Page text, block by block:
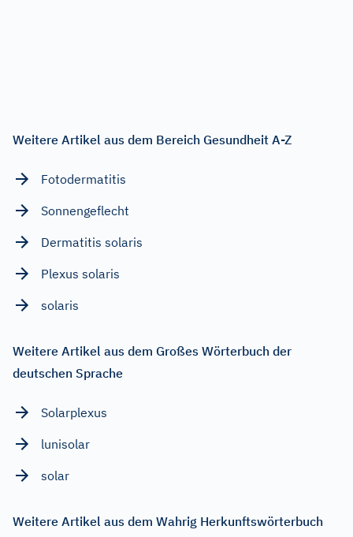
Weitere Artikel aus dem Bereich Gesundheit A-Z
Fotodermatitis
Sonnengeflecht
Dermatitis solaris
Plexus solaris
solaris
Weitere Artikel aus dem Großes Wörterbuch der
deutschen Sprache
Solarplexus
lunisolar
solar
Weitere Artikel aus dem Wahrig Herkunftswörterbuch